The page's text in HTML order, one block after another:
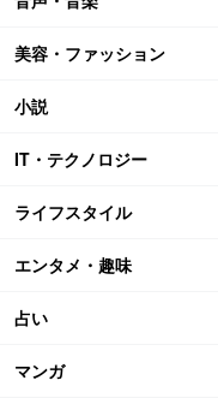
美容・ファッション
小説
IT・テクノロジー
ライフスタイル
エンタメ・趣味
占い
マンガ